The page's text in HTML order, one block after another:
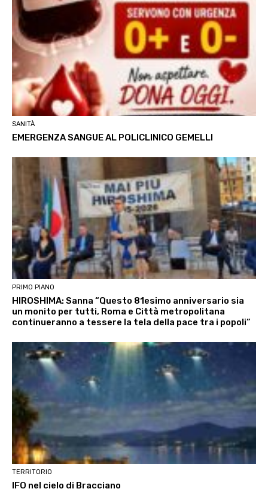
SANITÀ
EMERGENZA SANGUE AL POLICLINICO GEMELLI
PRIMO PIANO
HIROSHIMA: Sanna “Questo 81esimo anniversario sia
un monito per tutti, Roma e Città metropolitana
continueranno a tessere la tela della pace tra i popoli”
TERRITORIO
IFO nel cielo di Bracciano